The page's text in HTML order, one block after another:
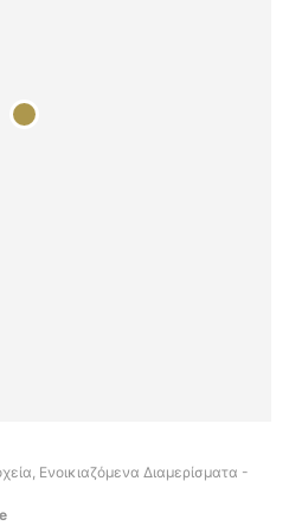
Ενοικιαζόμενα Διαμερίσματα -